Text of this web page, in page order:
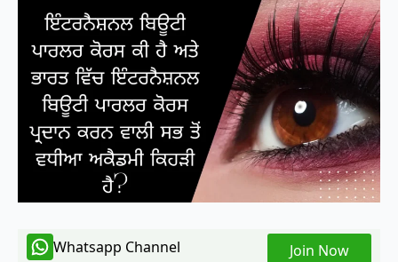
Whatsapp Channel Join Now